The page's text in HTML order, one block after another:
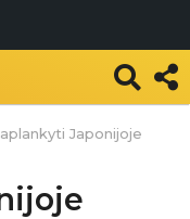
Japonijoje